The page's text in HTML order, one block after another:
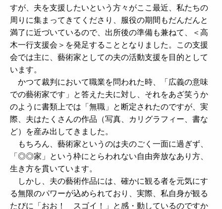
すが、夫を支援したいという方々がここ最近、私たちの
周りに集まってきてくださり、服役の期間もだんだんと
満了に近づいているので、出所後の準備も兼ねて、＜高
木一行支援会＞を発足することとなりました。この支援
会では主に、藝術家としての夫の活動支援を目的として
います。
かつて裁判において職業を問われた時、「広義の意味
での藝術家です」と答えた夫に対し、それをあざ笑うか
のように書類上では「無職」と断定されたのですが、実
際、夫はたくさんの作品（写真、カリグラフィー、書な
ど）を産み出してきました。
もちろん、藝術家というのは夫のごく一面に過ぎず、
「◎◎家」という枠にとらわれない自由奔放なあり方、
生き方を貫いています。
しかし、夫の藝術作品には、確かに観る者を元気にす
る無限のパワーが込められており、実際、私自身が観る
たびに「おお！ スゴイ！」と感・動しているのですか